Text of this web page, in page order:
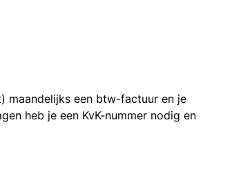
maandelijks een btw-factuur en je
heb je een KvK-nummer nodig en